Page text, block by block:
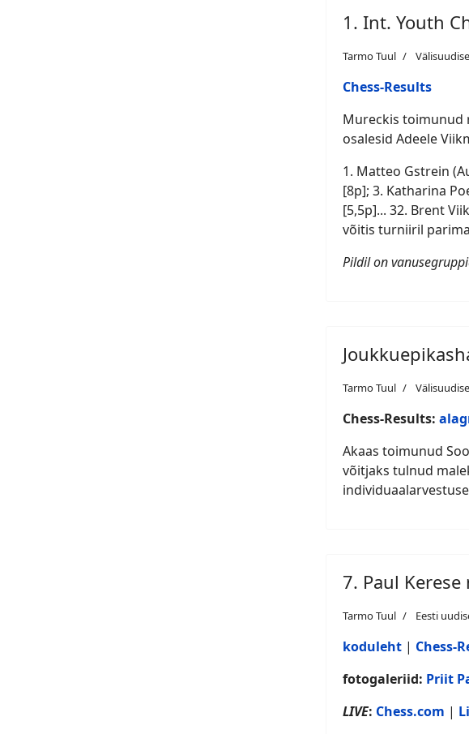
1. Int. Youth
Tarmo Tuul
Chess-Results
Mureckis toimunud
osalesid Adeele
1. Matteo Gstrein
[8p]; 3. Katharina
[5,5p]... 32. Brent
võitis turniiril
Pildil on
Tarmo Tuul
Chess-Results:
Akaas toimunud
võitjaks tulnud
7. Paul
Tarmo Tuul Eesti
koduleht | Chess-
fotogaleriid: Priit
LIVE: Chess.com |